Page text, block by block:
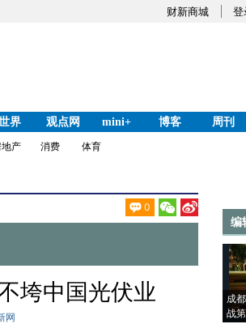
财新商城 登
界 观点网 mini+ 博客
周刊
地产 消费 体育
0
垮中国光伏业
网
编
成
战